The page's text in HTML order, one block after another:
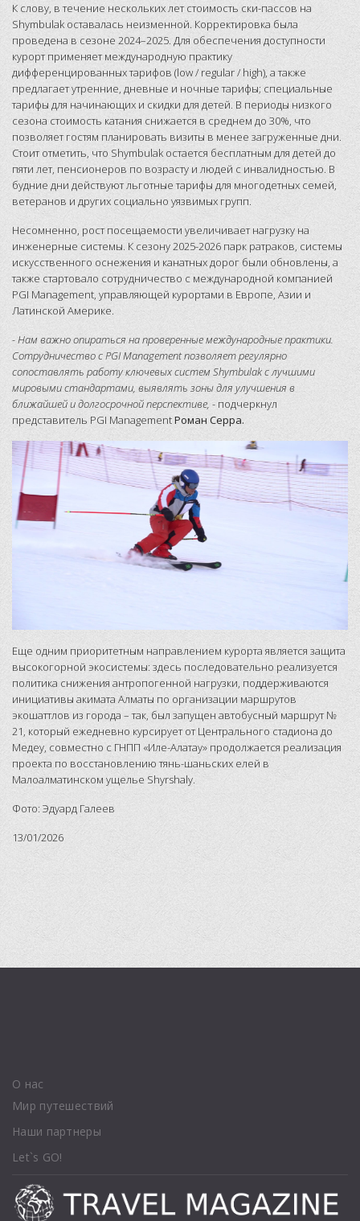
К слову, в течение нескольких лет стоимость ски-пассов на
Shymbulak оставалась неизменной. Корректировка была
проведена в сезоне 2024–2025. Для обеспечения доступности
курорт применяет международную практику
дифференцированных тарифов (low / regular / high), а также
предлагает утренние, дневные и ночные тарифы; специальные
тарифы для начинающих и скидки для детей. В периоды низкого
сезона стоимость катания снижается в среднем до 30%, что
позволяет гостям планировать визиты в менее загруженные дни.
Стоит отметить, что Shymbulak остается бесплатным для детей до
пяти лет, пенсионеров по возрасту и людей с инвалидностью. В
будние дни действуют льготные тарифы для многодетных семей,
ветеранов и других социально уязвимых групп.
Несомненно, рост посещаемости увеличивает нагрузку на
инженерные системы. К сезону 2025-2026 парк ратраков, системы
искусственного оснежения и канатных дорог были обновлены, а
также стартовало сотрудничество с международной компанией
PGI Management, управляющей курортами в Европе, Азии и
Латинской Америке.
- Нам важно опираться на проверенные международные практики.
Сотрудничество с PGI Management позволяет регулярно
сопоставлять работу ключевых систем Shymbulak с лучшими
мировыми стандартами, выявлять зоны для улучшения в
ближайшей и долгосрочной перспективе, - подчеркнул
представитель PGI ManagementРоман Серра.
Еще одним приоритетным направлением курорта является защита
высокогорной экосистемы: здесь последовательно реализуется
политика снижения антропогенной нагрузки, поддерживаются
инициативы акимата Алматы по организации маршрутов
экошаттлов из города – так, был запущен автобусный маршрут №
21, который ежедневно курсирует от Центрального стадиона до
Медеу, совместно с ГНПП «Иле-Алатау» продолжается реализация
проекта по восстановлению тянь-шаньских елей в
Малоалматинском ущелье Shyrshaly.
Фото: Эдуард Галеев
13/01/2026
О нас
Мир путешествий
Наши партнеры
Let`s GO!